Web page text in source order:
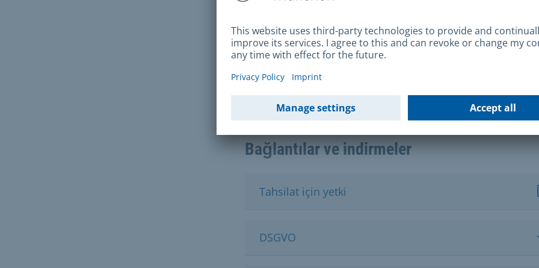
Yasal dayanak
AB vatandaşları ve Avrupa Ekonomik Alanı vatandaşları
elektronik kimlik kanıtı işlevine sahip bir kart hakkında
(eID Kart Yasası - eIDKG)
Bağlantılar ve indirmeler
Tahsilat için yetki
DSGVO